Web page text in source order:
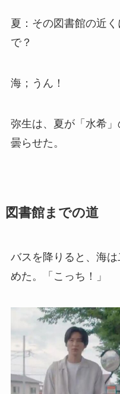
夏：その図書館の近
で？
海；うん！
弥生は、夏が「水希
曇らせた。
図書館までの道
バスを降りると、海
めた。「こっち！」